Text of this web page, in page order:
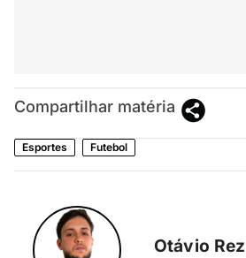
Compartilhar matéria
Esportes Futebol
Otávio